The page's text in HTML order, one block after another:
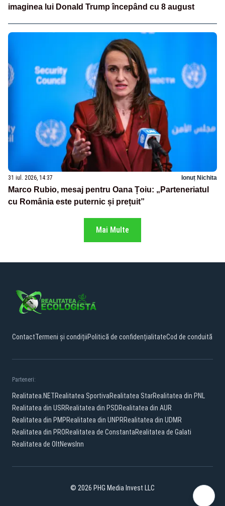
imaginea lui Donald Trump începând cu 8 august
31 iul. 2026, 14:37 Ionuț Nichita
Marco Rubio, mesaj pentru Oana Țoiu: „Parteneriatul
cu România este puternic și prețuit”
Mai Multe
ContactTermeni și condițiiPolitică de confidențialitateCod de conduită
Parteneri:
Realitatea.NETRealitatea SportivaRealitatea StarRealitatea din PNL
Realitatea din USRRealitatea din PSDRealitatea din AUR
Realitatea din PMPRealitatea din UNPRRealitatea din UDMR
Realitatea din PRORealitatea de ConstantaRealitatea de Galati
Realitatea de OltNewsInn
© 2026 PHG Media Invest LLC